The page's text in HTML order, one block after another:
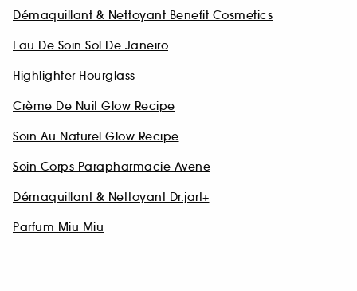
Démaquillant & Nettoyant Benefit Cosmetics
Eau De Soin Sol De Janeiro
Highlighter Hourglass
Crème De Nuit Glow Recipe
Soin Au Naturel Glow Recipe
Soin Corps Parapharmacie Avene
Démaquillant & Nettoyant Dr.jart+
Parfum Miu Miu